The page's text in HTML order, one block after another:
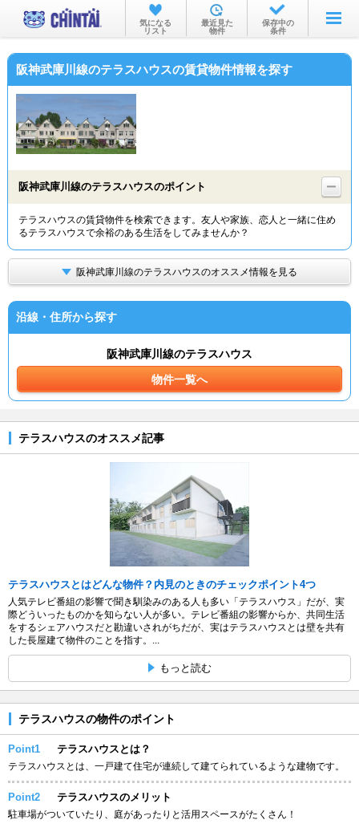
お部屋を探す
沿線・駅から
物件特集から
TOP
気になる
リスト
最近見た
物件
保存中の
条件
阪神武庫川線のテラスハウスの賃貸物件情報を探す
阪神武庫川線のテラスハウスのポイント
テラスハウスの賃貸物件を検索できます。友人や家族、恋人と一緒に住め
るテラスハウスで余裕のある生活をしてみませんか？
阪神武庫川線のテラスハウスのオススメ情報を見る
沿線・住所から探す
阪神武庫川線のテラスハウス
物件一覧へ
テラスハウスのオススメ記事
テラスハウスとはどんな物件？内見のときのチェックポイント4つ
人気テレビ番組の影響で聞き馴染みのある人も多い「テラスハウス」だが、実
際どういったものかを知らない人が多い。テレビ番組の影響からか、共同生活
をするシェアハウスだと勘違いされがちだが、実はテラスハウスとは壁を共有
した長屋建て物件のことを指す。...
もっと読む
テラスハウスの物件のポイント
Point1 テラスハウスとは？
テラスハウスとは、一戸建て住宅が連続して建てられているような建物です。
Point2 テラスハウスのメリット
駐車場がついていたり、庭があったりと活用スペースがたくさん！